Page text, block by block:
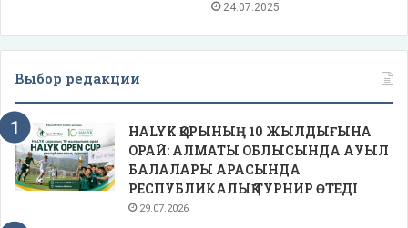
24.07.2025
Выбор редакции
HALYK ҚОРЫНЫҢ 10 ЖЫЛДЫҒЫНА
ОРАЙ: АЛМАТЫ ОБЛЫСЫНДА АУЫЛ
БАЛАЛАРЫ АРАСЫНДА
РЕСПУБЛИКАЛЫҚ ТУРНИР ӨТЕДІ
29.07.2026